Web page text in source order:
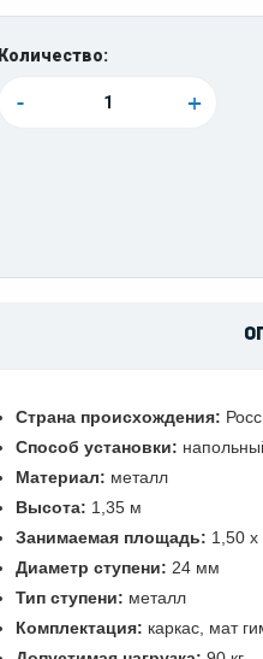
Количество:
- +
Страна происхождения:
Способ установки:
Материал: металл
Высота: 1,35 м
Занимаемая площадь: 1,50
Диаметр ступени: 24 мм
Тип ступени: металл
Комплектация: каркас, мат